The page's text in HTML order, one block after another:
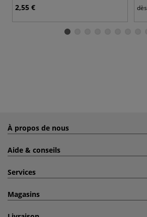
2,55 € dès
À propos de nous
Aide & conseils
Services
Magasins